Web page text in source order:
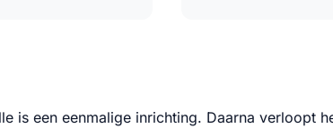
is een eenmalige inrichting. Daarna verloopt